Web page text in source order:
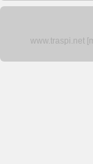
www.traspi.net